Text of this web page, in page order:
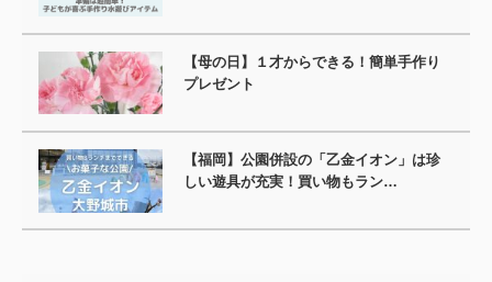
【母の日】１才からできる！簡単手作り
プレゼント
【福岡】公園併設の「乙金イオン」は珍
しい遊具が充実！買い物もラン…